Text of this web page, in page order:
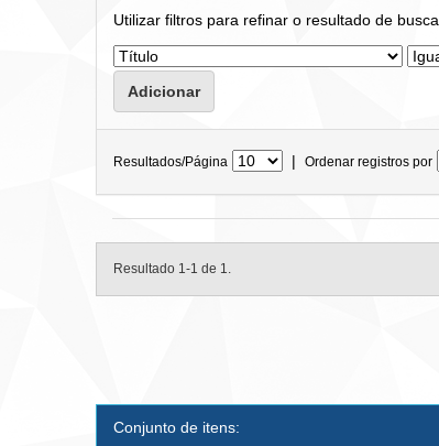
Utilizar filtros para refinar o resultado de busca.
Resultados/Página | Ordenar registros por
Resultado 1-1 de 1.
Conjunto de itens: